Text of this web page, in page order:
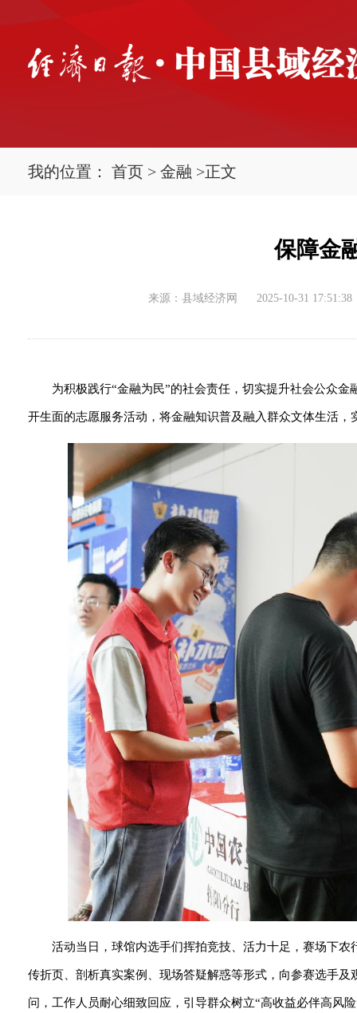
我的位置： 首页 > 金融 >正文
保障金
来源：县域经济网 2025-10-31 17:51:38
为积极践行“金融为民”的社会责任，切实提升社会公众
开生面的志愿服务活动，将金融知识普及融入群众文体生活，
活动当日，球馆内选手们挥拍竞技、活力十足，赛场下农
传折页、剖析真实案例、现场答疑解惑等形式，向参赛选手
问，工作人员耐心细致回应，引导群众树立“高收益必伴高风